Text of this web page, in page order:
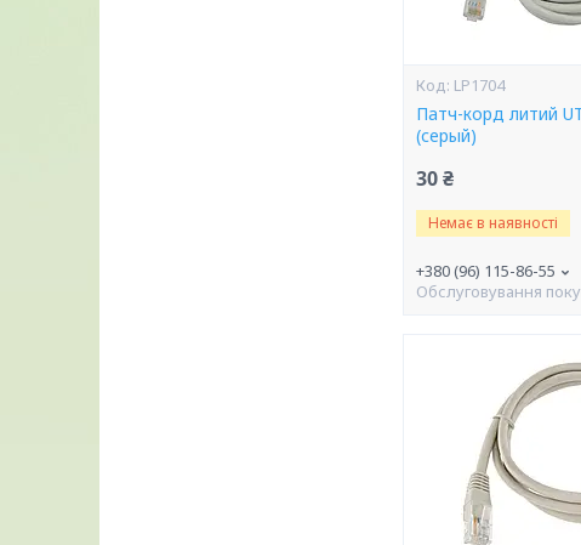
LP1704
Патч-корд литий
(серый)
30 ₴
Немає в наявності
+380 (96) 115-86-55
Обслуговування